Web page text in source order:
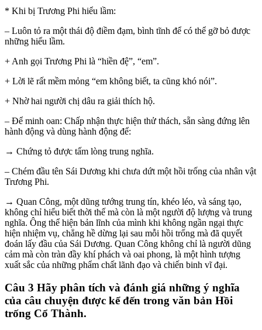
* Khi bị Trương Phi hiểu lầm:
– Luôn tỏ ra một thái độ điềm đạm, bình tĩnh để có thể gỡ bỏ được
những hiểu lầm.
+ Anh gọi Trương Phi là “hiền đệ”, “em”.
+ Lời lẽ rất mềm mỏng “em không biết, ta cũng khó nói”.
+ Nhờ hai người chị dâu ra giải thích hộ.
– Để minh oan: Chấp nhận thực hiện thử thách, sẵn sàng đứng lên
hành động và dùng hành động để:
→ Chứng tỏ được tấm lòng trung nghĩa.
– Chém đầu tên Sái Dương khi chưa dứt một hồi trống của nhân vật
Trương Phi.
→ Quan Công, một dũng tướng trung tín, khéo léo, và sáng tạo,
không chỉ hiểu biết thời thế mà còn là một người độ lượng và trung
nghĩa. Ông thể hiện bản lĩnh của mình khi không ngần ngại thực
hiện nhiệm vụ, chẳng hề dừng lại sau mỗi hồi trống mà đã quyết
đoán lấy đầu của Sái Dương. Quan Công không chỉ là người dũng
cảm mà còn tràn đầy khí phách và oai phong, là một hình tượng
xuất sắc của những phẩm chất lãnh đạo và chiến binh vĩ đại.
Câu 3 Hãy phân tích và đánh giá những ý nghĩa
của câu chuyện được kể đến trong văn bản Hồi
trống Cổ Thành.